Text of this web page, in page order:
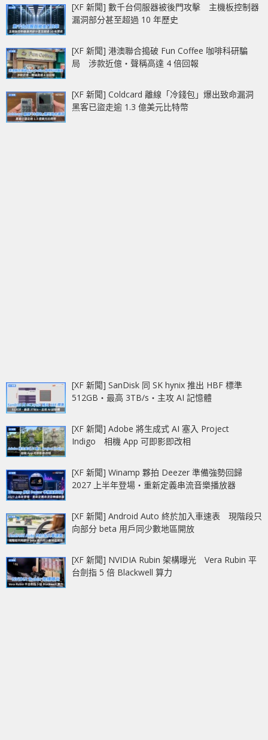
[XF 新聞] 數千台伺服器被後門攻擊 主機板控制器
漏洞部分甚至超過 10 年歷史
[XF 新聞] 港澳聯合搗破 Fun Coffee 咖啡科研騙
局 涉款近億‧聲稱高達 4 倍回報
[XF 新聞] Coldcard 離線「冷錢包」爆出致命漏洞
黑客已盜走逾 1.3 億美元比特幣
[XF 新聞] SanDisk 同 SK hynix 推出 HBF 標準
512GB‧最高 3TB/s‧主攻 AI 記憶體
[XF 新聞] Adobe 將生成式 AI 塞入 Project
Indigo 相機 App 可即影即改相
[XF 新聞] Winamp 夥拍 Deezer 準備強勢回歸
2027 上半年登場‧重新定義串流音樂播放器
[XF 新聞] Android Auto 終於加入車速表 現階段只
向部分 beta 用戶同少數地區開放
[XF 新聞] NVIDIA Rubin 架構曝光 Vera Rubin 平
台劍指 5 倍 Blackwell 算力